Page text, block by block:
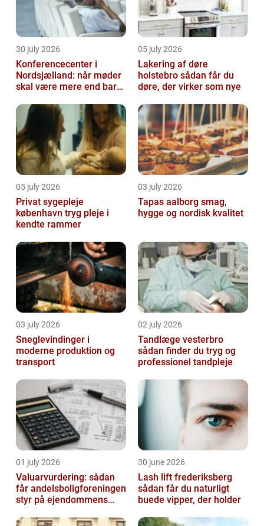
30 july 2026
Konferencecenter i
Nordsjælland: når møder
skal være mere end bare
05 july 2026
Lakering af døre
holstebro sådan får du
døre, der virker som nye
05 july 2026
Privat sygepleje
københavn tryg pleje i
kendte rammer
03 july 2026
Tapas aalborg smag,
hygge og nordisk kvalitet
03 july 2026
Sneglevindinger i
moderne produktion og
transport
02 july 2026
Tandlæge vesterbro
sådan finder du tryg og
professionel tandpleje
01 july 2026
Valuarvurdering: sådan
får andelsboligforeningen
styr på ejendommens
30 june 2026
Lash lift frederiksberg
sådan får du naturligt
buede vipper, der holder